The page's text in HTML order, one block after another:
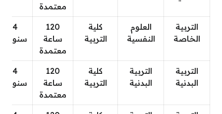
معتمدة
التربية
الخاصة
العلوم
النفسية
كلية
التربية
120
ساعة
معتمدة
4
سنوات
التربية
البدنية
التربية
البدنية
كلية
التربية
120
ساعة
معتمدة
4
سنوات